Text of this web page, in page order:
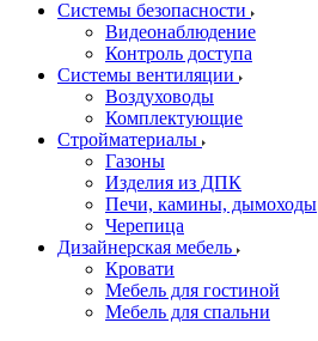
Системы безопасности
Видеонаблюдение
Контроль доступа
Системы вентиляции
Воздуховоды
Комплектующие
Стройматериалы
Газоны
Изделия из ДПК
Печи, камины, дымоходы
Черепица
Дизайнерская мебель
Кровати
Мебель для гостиной
Мебель для спальни